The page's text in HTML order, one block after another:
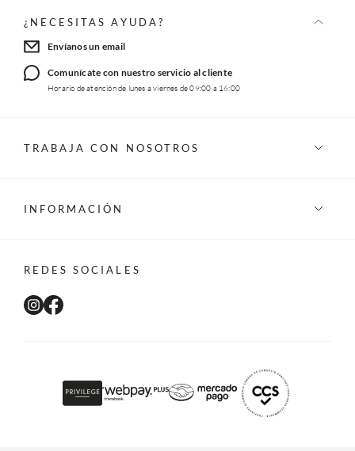
¿NECESITAS AYUDA?
Envíanos un email
Comunícate con nuestro servicio al cliente
Horario de atención de lunes a viernes de 09:00 a 16:00
TRABAJA CON NOSOTROS
INFORMACIÓN
REDES SOCIALES